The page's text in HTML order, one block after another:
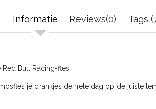
Informatie Reviews(0) Tags
Bull Racing-fles.
je drankjes de hele dag op de juiste